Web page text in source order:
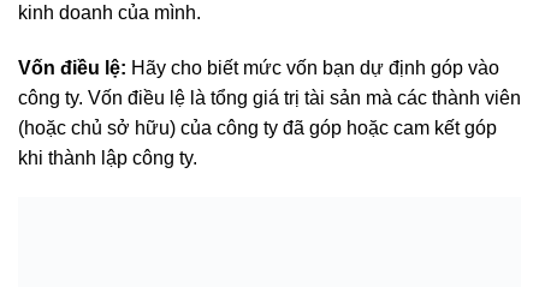
kinh doanh của mình.
Vốn điều lệ: Hãy cho biết mức vốn bạn dự định góp vào
công ty. Vốn điều lệ là tổng giá trị tài sản mà các thành viên
(hoặc chủ sở hữu) của công ty đã góp hoặc cam kết góp
khi thành lập công ty.